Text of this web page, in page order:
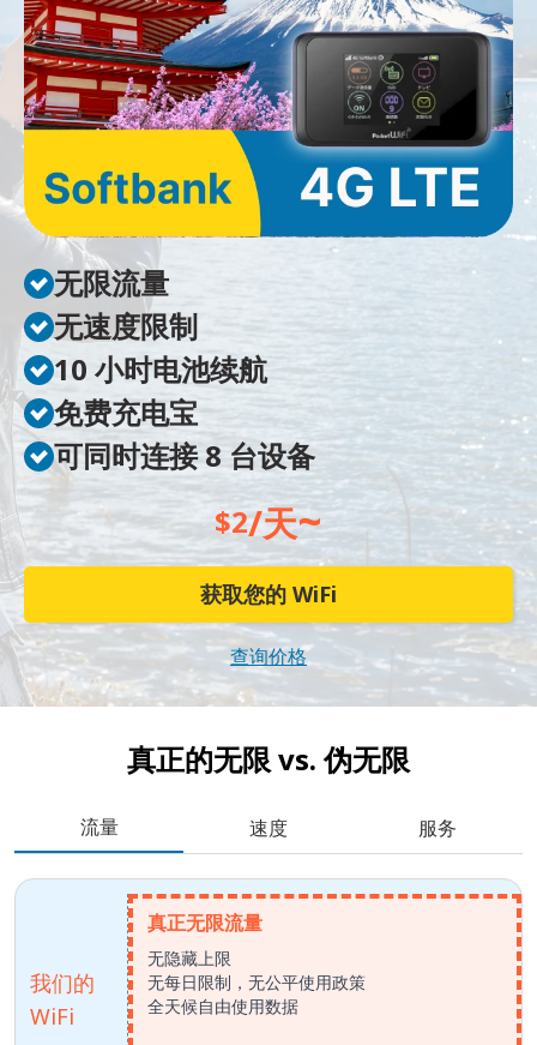
无限流量
无速度限制
10 小时电池续航
免费充电宝
可同时连接 8 台设备
$2/天~
获取您的 WiFi
查询价格
真正的无限 vs.伪无限
流量 速度 服务
我们的
WiFi
真正无限流量
无隐藏上限
无每日限制，无公平使用政策
全天候自由使用数据